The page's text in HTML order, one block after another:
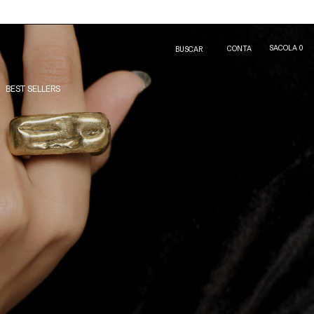
BUSCAR CONTA SACOLA 0
BEST SELLERS